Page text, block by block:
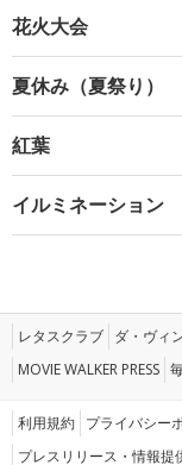
花火大会
夏休み（夏祭り）
紅葉
イルミネーション
レタスクラブ ダ・ヴィ
MOVIE WALKER PRESS
利用規約 プライバシー
プレスリリース・情報提